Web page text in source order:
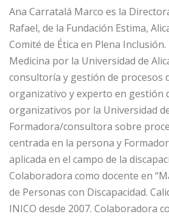
Ana Carratalá Marco es la
Rafael, de la Fundación Estima,
Comité de Ética en Plena Inclusión.
Medicina por la Universidad de
consultoría y gestión de procesos
organizativo y experto en gestión
organizativos por la Universidad
Formadora/consultora sobre
centrada en la persona y
aplicada en el campo de la
Colaboradora como docente en
de Personas con Discapacidad.
INICO desde 2007. Colaboradora